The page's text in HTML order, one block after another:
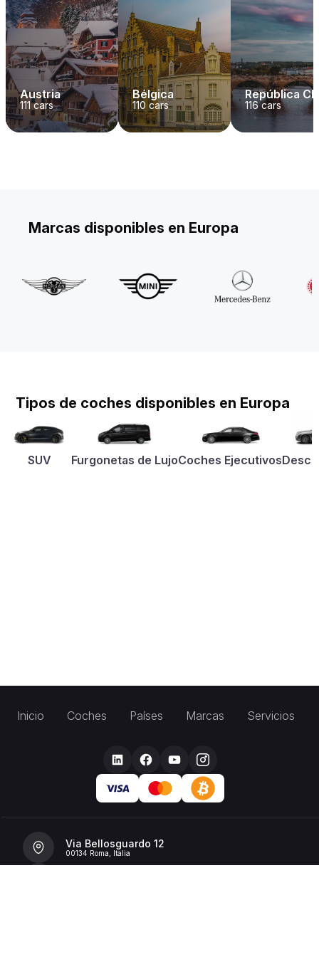
Austria
111cars
Bélgica
110 cars
República
116cars
Marcas disponibles en Europa
Tipos de coches disponibles en Europa
SUV Furgonetas de LujoCoches Ejecutivos
Inicio Coches Países Marcas Servicios
Via Bellosguardo 12
00134 Roma, Italia